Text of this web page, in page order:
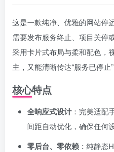
这是一款纯净、优雅的网站停
需要发布服务终止、项目关停
采用卡片式布局与柔和配色，
主，又能清晰传达“服务已停止”
核心特点
全响应式设计：完美适配
间距自动优化，确保任何
零后台、零依赖 ：纯静态